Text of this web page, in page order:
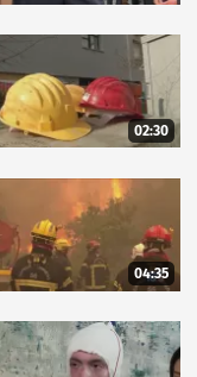
02:30
04:35